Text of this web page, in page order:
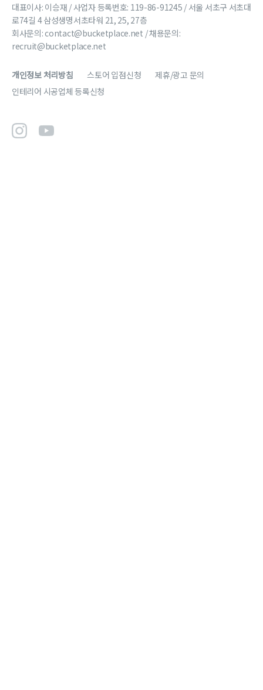
대표이사: 이승재 / 사업자 등록번호: 119-86-91245 / 서울 서초구 서초대
로74길 4 삼성생명서초타워 21, 25, 27층
회사문의: contact@bucketplace.net / 채용문의:
recruit@bucketplace.net
개인정보 처리방침 스토어 입점신청
제휴/광고 문의
인테리어 시공업체 등록신청